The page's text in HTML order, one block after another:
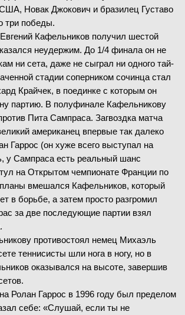
1/32 финала
(1)
Черундоло(45)
сет 6- 3
сет 6 -2
сет 5- 7
сет 1-6
сет 1-6
1/32 финала
Коболли(10)
(101)
сет
6-4
1/32 финала
1/32 финала
Новак Джокович и бразилец Густаво
три победы.
Кафельников получил шестой
неудержим. До 1/4 финала он не
ни сета, даже не сыграл ни одного тай-
стадии соперником сочинца стал
Крайчек, в поединке с которым он
партию. В полуфинале Кафельникову
Пита Сампраса. Загвоздка матча
американец впервые так далеко
Гаррос (он хуже всего выступал на
у Сампраса есть реальный шанс
на Открытом чемпионате Франции по
планы вмешался Кафельников, который
в борьбе, а затем просто разгромил
за две последующие партии взял
противостоял немец Михаэль
теннисисты шли нога в ногу, но в
оказывался на высоте, завершив
Ролан Гаррос в 1996 году был пределом
себе: «Слушай, если ты не